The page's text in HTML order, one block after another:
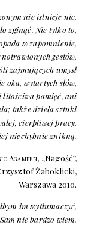
nie istnieje nic,
zginąć. Nie tylko to,
w zapomnienie,
gestów,
zajmujących umysł
oka, wytartych słów,
pamięć, ani
także dzieła sztuki
cierpliwej pracy,
niechybnie znikną.
Agamben, „Nagość”,
Żaboklicki,
Warszawa 2010.
im wytłumaczyć,
nie bardzo wiem.